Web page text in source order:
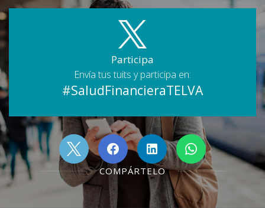
Participa
Envía tus tuits y participa en:
#SaludFinancieraTELVA
COMPÁRTELO